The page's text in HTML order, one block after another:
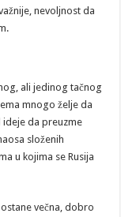
nevoljnost da
ali jedinog tačnog
mnogo želje da
ideje da preuzme
složenih
u kojima se Rusija
večna, dobro